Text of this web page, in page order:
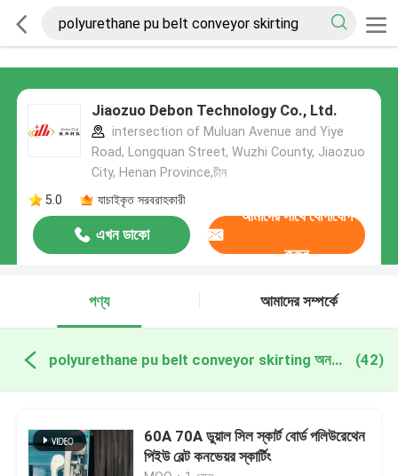
Jiaozuo Debon Technology Co., Ltd.
intersection of Muluan Avenue and Yiye
Road, Longquan Street, Wuzhi County, Jiaozuo
City, Henan Province,চীন
5.0
যাচাইকৃত সরবরাহকারী
এখন ডাকো
আমাদের সাথে যোগাযোগ
করুন
পণ্য আমাদের সম্পর্কে
polyurethane pu belt conveyor skirting অনলাইন উত্পাদন (42)
60A 70A ডুয়াল সিল স্কার্ট বোর্ড পলিউরেথেন
পিইউ বেল্ট কনভেয়র স্কার্টিং